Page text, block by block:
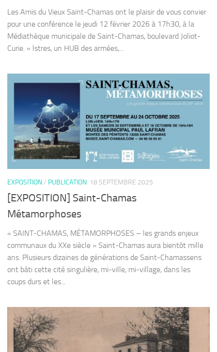
Les Amis du Vieux Saint-Chamas ont le plaisir de vous convier
pour une conférence le jeudi 12 février 2026 à 17h30, à la
Médiathèque municipale de Saint-Chamas, boulevard Joliot-
Curie. « lstres, un HUB des armées,...
EXPOSITION/ PUBLICATION 18 SEPTEMBRE 2025
[EXPOSITION] Saint-Chamas
Métamorphoses
« SAINT-CHAMAS, MÉTAMORPHOSES – les grands enjeux
communaux du XXe siècle » Saint-Chamas aura bientôt mille
ans. Plusieurs dizaines de générations de Saint-Chamassens
ont bâti cette cité singulière, mi-ville, mi-village, dans les
coups durs et les...